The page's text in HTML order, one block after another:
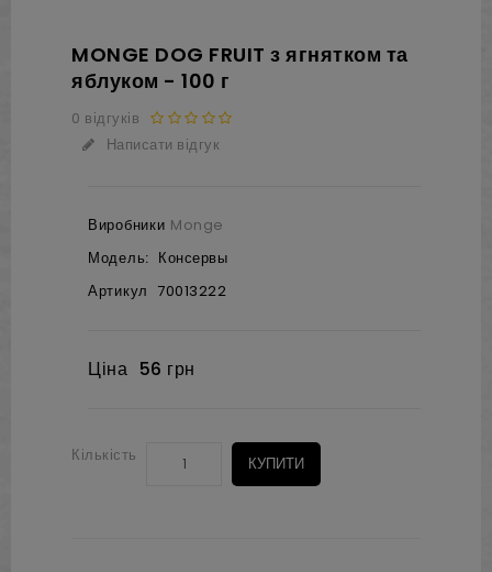
MONGE DOG FRUIT з ягнятком та
яблуком - 100 г
0 відгуків
Написати відгук
Виробники Monge
Модель: Консервы
Артикул 70013222
Ціна 56 грн
Кількість КУПИТИ